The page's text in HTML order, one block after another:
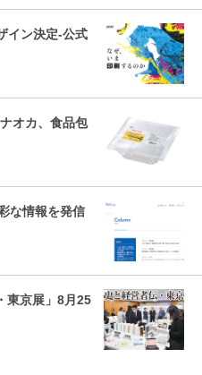
イン決定-公式
オカ、食品包
な情報を発信
東京展」8月25